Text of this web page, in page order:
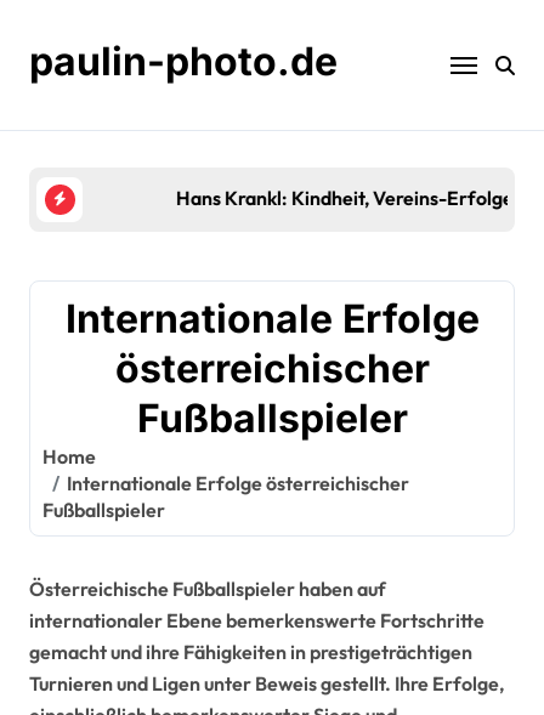
contentpaulin-photo.de
Hans Krankl: Kindheit, Vereins-Erfolge,
Internationale Erfolge
österreichischer
Fußballspieler
Home
Internationale Erfolge österreichischer
Fußballspieler
Österreichische Fußballspieler haben auf
internationaler Ebene bemerkenswerte Fortschritte
gemacht und ihre Fähigkeiten in prestigeträchtigen
Turnieren und Ligen unter Beweis gestellt. Ihre Erfolge,